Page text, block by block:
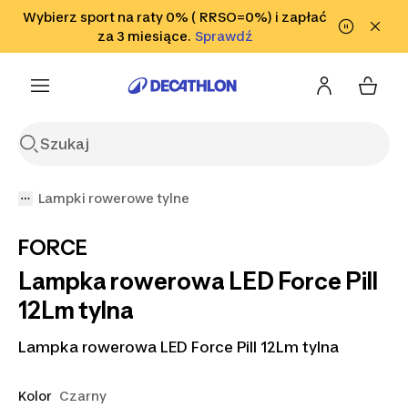
Przejdź do wyszukiwania Przejdź do treści
Przejdź
Wybierz sport na raty 0% ( RRSO=0%) i zapłać
za 3 miesiące. SprawdźSprawdź
Sprawdź
Lampki rowerowe tylne
FORCE
Lampka rowerowa LED Force Pill
12Lm tylna
Lampka rowerowa LED Force Pill 12Lm tylna
Kolor Czarny